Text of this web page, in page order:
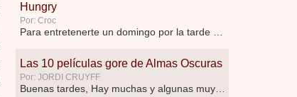
Hungry
Por: Croc
Para entretenerte un domingo por la tarde …
Las 10 películas gore de Almas Oscuras
Por: JORDI CRUYFF